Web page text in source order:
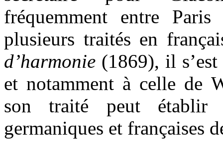
fréquemment entre
plusieurs traités en
d’harmonie (1869), il
et notamment à celle de
son traité peut établir
germaniques et françaises